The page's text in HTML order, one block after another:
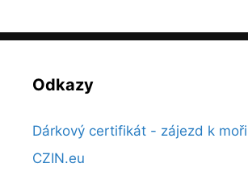
Odkazy
Dárkový certifikát - zájezd k moři
CZIN.eu